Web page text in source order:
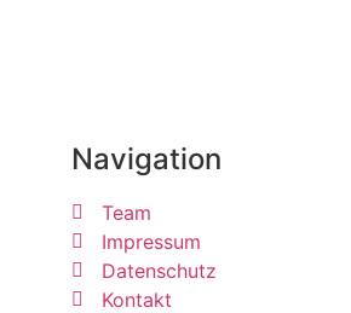
Navigation
Team
Impressum
Datenschutz
Kontakt